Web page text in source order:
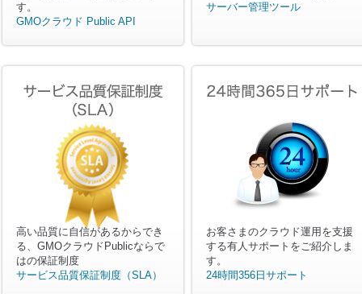
す。
GMOクラウド Public API
サーバー管理ツール
高い品質に自信があるからでき
る、GMOクラウドPublicならで
はの保証制度
サービス品質保証制度（SLA）
お客さまのクラウド運用を支援
する有人サポートをご紹介しま
す。
24時間356日サポート